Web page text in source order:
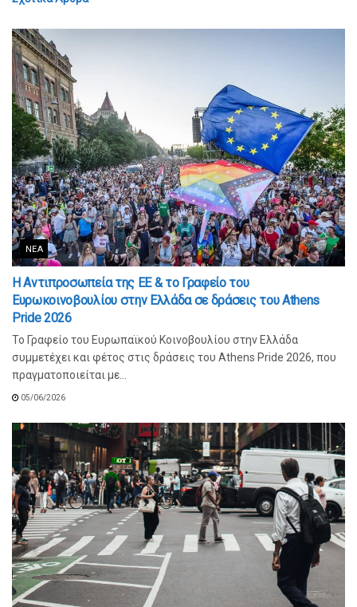
ΝΈΑ
Η Αντιπροσωπεία της ΕΕ & το Γραφείο του
Ευρωκοινοβουλίου στην Ελλάδα σε δράσεις του Athens
Pride 2026
Το Γραφείο του Ευρωπαϊκού Κοινοβουλίου στην Ελλάδα
συμμετέχει και φέτος στις δράσεις του Athens Pride 2026, που
πραγματοποιείται με...
05/06/2026